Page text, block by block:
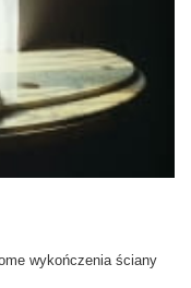
wykończenia ściany